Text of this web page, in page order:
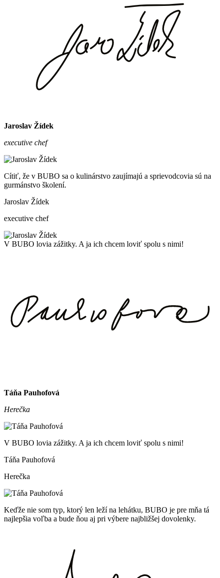
Jaroslav Žídek
executive chef
Cítiť, že v BUBO sa o kulinárstvo zaujímajú a sprievodcovia sú na
gurmánstvo školení.
Jaroslav Žídek
executive chef
V BUBO lovia zážitky. A ja ich chcem loviť spolu s nimi!
Táňa Pauhofová
Herečka
V BUBO lovia zážitky. A ja ich chcem loviť spolu s nimi!
Táňa Pauhofová
Herečka
Keďže nie som typ, ktorý len leží na lehátku, BUBO je pre mňa tá
najlepšia voľba a bude ňou aj pri výbere najbližšej dovolenky.